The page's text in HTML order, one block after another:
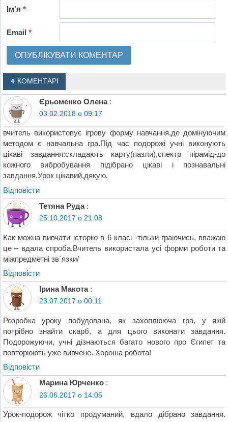
Ім'я*
Email*
4 КОМЕНТАРІ
Єрьоменко Олена :
03.02.2018 о 09:17
вчитель використовує ігрову форму навчання,де домінуючим
методом є навчальна гра.Під час подорожі учні виконують
цікаві завдання:складають карту(пазли),спектр пірамід-до
кожного вибробування підібрано цікаві і познавальні
завдання.Урок цікавий,дякую.
Відповіcти
Тетяна Руда :
25.10.2017 о 21:08
Как можна вивчати історію в 6 класі -тільки граючись, вважаю
це – вдала спроба.Вчитель використала усі форми роботи та
міжпредметні зв`язки/
Відповіcти
Ірина Макота :
23.07.2017 о 00:11
Розробка уроку побудована, як захоплююча гра, у якій
потрібно знайти скарб, а для цього виконати завдання.
Подорожуючи, учні дізнаються багато нового про Єгипет та
повторюють уже вивчене. Хороша робота!
Відповіcти
Марина Юрченко :
26.06.2017 о 14:05
Урок-подорож чітко продуманий, вдало дібрано завдання.